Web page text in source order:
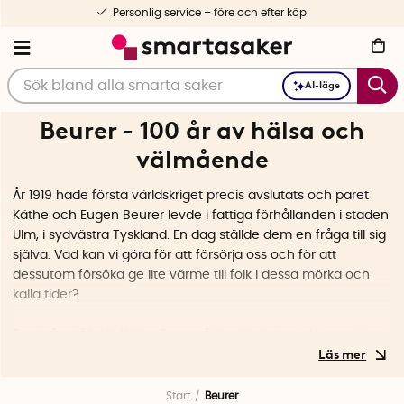
AI-läge
Personlig service – före och efter köp
Beurer - 100 år av hälsa och
välmående
År 1919 hade första världskriget precis avslutats och paret
Käthe och Eugen Beurer levde i fattiga förhållanden i staden
Ulm, i sydvästra Tyskland. En dag ställde dem en fråga till sig
själva: Vad kan vi göra för att försörja oss och för att
dessutom försöka ge lite värme till folk i dessa mörka och
kalla tider?
om elektriska värmedynor. Med värmedynor skulle
hemmet, vilket var ett otroligt effektivt alternativ till en säng
Start Beurer